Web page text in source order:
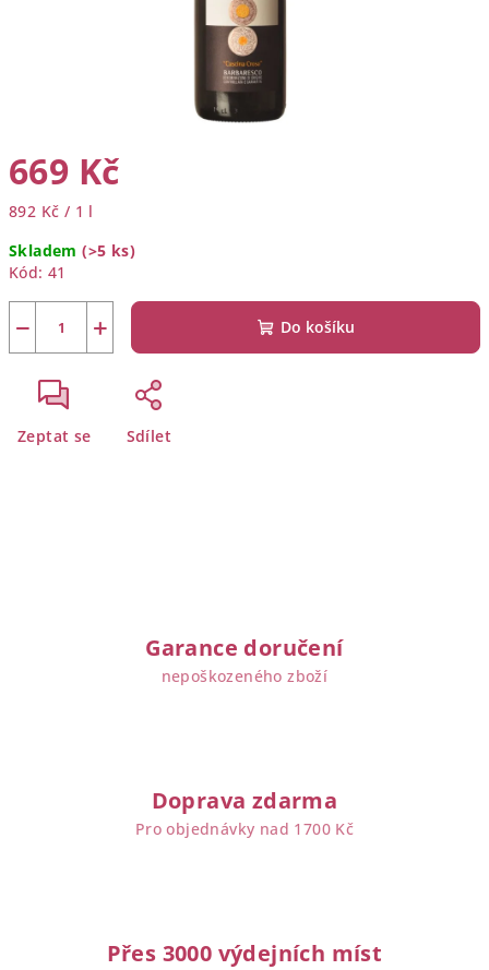
669 Kč
Měrná
892 Kč / 1 l
Skladem(>5 ks)
Kód: 41
+
− Do košíku
Zeptat se Sdílet
Garance doručení
nepoškozeného zboží
Doprava zdarma
Pro objednávky nad 1700 Kč
Přes 3000 výdejních míst